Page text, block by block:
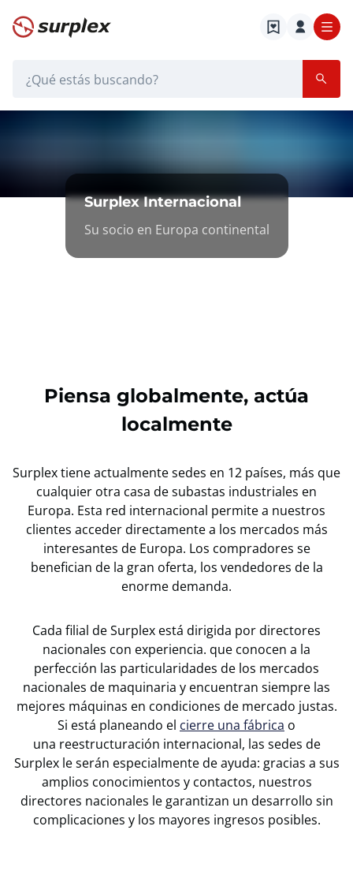
Página de inicio
Surplex Internacional
Su socio en Europa continental
Piensa globalmente, actúa
localmente
Surplex tiene actualmente sedes en 12 países, más que
cualquier otra casa de subastas industriales en
Europa. Esta red internacional permite a nuestros
clientes acceder directamente a los mercados más
interesantes de Europa. Los compradores se
benefician de la gran oferta, los vendedores de la
enorme demanda.
Cada filial de Surplex está dirigida por directores
nacionales con experiencia. que conocen a la
perfección las particularidades de los mercados
nacionales de maquinaria y encuentran siempre las
mejores máquinas en condiciones de mercado justas.
Si está planeando el cierre una fábrica o
una reestructuración internacional, las sedes de
Surplex le serán especialmente de ayuda: gracias a sus
amplios conocimientos y contactos, nuestros
directores nacionales le garantizan un desarrollo sin
complicaciones y los mayores ingresos posibles.